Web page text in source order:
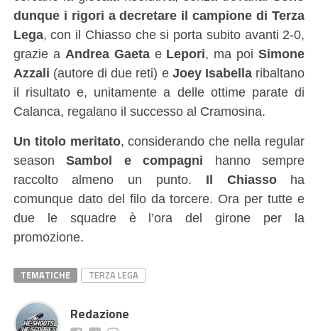
dunque i rigori a decretare il campione di Terza
Lega, con il Chiasso che si porta subito avanti 2-0,
grazie a Andrea Gaetae Lepori, ma poiSimone
Azzali (autore di due reti) e Joey Isabella ribaltano
il risultato e, unitamente a delle ottime parate di
Calanca, regalano il successo al Cramosina.
Un titolo meritato, considerando che nella regular
seasonSambol e compagni hanno sempre
raccolto almeno un punto. Il Chiassoha
comunque dato del filo da torcere. Ora per tutte e
due le squadre è l’ora del girone per la
promozione.
TEMATICHE TERZA LEGA
Redazione